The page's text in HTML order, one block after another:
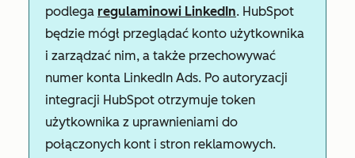
podlega regulaminowi LinkedIn. HubSpot
będzie mógł przeglądać konto użytkownika
i zarządzać nim, a także przechowywać
numer konta LinkedIn Ads. Po autoryzacji
integracji HubSpot otrzymuje token
użytkownika z uprawnieniami do
połączonych kont i stron reklamowych.